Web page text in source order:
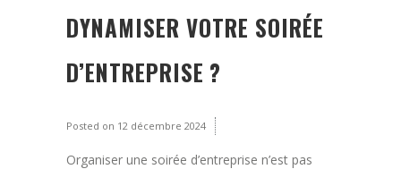
DYNAMISER VOTRE SOIRÉE
D’ENTREPRISE ?
Posted on 12 décembre 2024
Organiser une soirée d’entreprise n’est pas